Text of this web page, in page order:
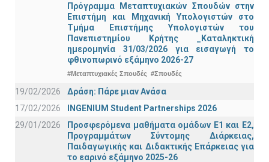
Πρόγραμμα Μεταπτυχιακών Σπουδών στην
Επιστήμη και Μηχανική Υπολογιστών στο
Τμήμα Eπιστήμης Υπολογιστών του
Πανεπιστημίου Κρήτης _Καταληκτική
ημερομηνία 31/03/2026 για εισαγωγή το
φθινοπωρινό εξάμηνο 2026-27
#Μεταπτυχιακές Σπουδές #Σπουδές
19/02/2026
Δράση: Πάρε μιαν Ανάσα
17/02/2026
INGENIUM Student Partnerships 2026
29/01/2026
Προσφερόμενα μαθήματα ομάδων Ε1 και Ε2,
Προγραμμάτων Σύντομης Διάρκειας,
Παιδαγωγικής και Διδακτικής Επάρκειας για
το εαρινό εξάμηνο 2025-26